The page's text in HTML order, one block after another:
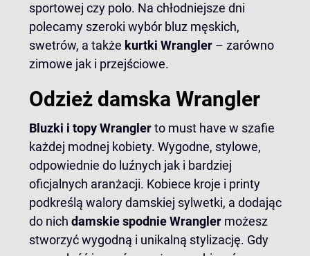
sportowej czy polo. Na chłodniejsze dni
polecamy szeroki wybór bluz męskich,
swetrów, a także kurtki Wrangler – zarówno
zimowe jak i przejściowe.
Odzież damska Wrangler
Bluzki i topy Wranglerto must have w szafie
każdej modnej kobiety. Wygodne, stylowe,
odpowiednie do luźnych jak i bardziej
oficjalnych aranżacji. Kobiece kroje i printy
podkreślą walory damskiej sylwetki, a dodając
do nich damskiespodnie Wrangler możesz
stworzyć wygodną i unikalną stylizację. Gdy